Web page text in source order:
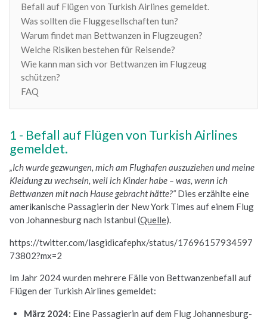
Befall auf Flügen von Turkish Airlines gemeldet.
Was sollten die Fluggesellschaften tun?
Warum findet man Bettwanzen in Flugzeugen?
Welche Risiken bestehen für Reisende?
Wie kann man sich vor Bettwanzen im Flugzeug
schützen?
FAQ
Befall auf Flügen von Turkish Airlines
gemeldet.
„Ich wurde gezwungen, mich am Flughafen auszuziehen und meine
Kleidung zu wechseln, weil ich Kinder habe – was, wenn ich
Bettwanzen mit nach Hause gebracht hätte?“Dies erzählte eine
amerikanische Passagierin der New York Times auf einem Flug
von Johannesburg nach Istanbul (Quelle).
https://twitter.com/lasgidicafephx/status/17696157934597
73802?mx=2
Im Jahr 2024 wurden mehrere Fälle von Bettwanzenbefall auf
Flügen der Turkish Airlines gemeldet:
März 2024: Eine Passagierin auf dem Flug Johannesburg-